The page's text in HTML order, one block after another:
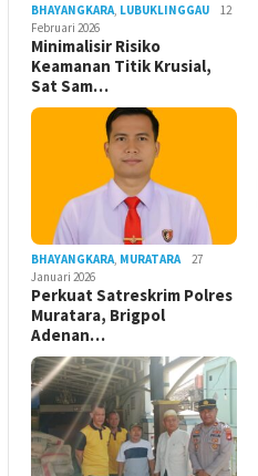
BHAYANGKARA LUBUKLINGGAU
12
Februari 2026
Minimalisir Risiko
Keamanan Titik Krusial,
Sat Sam…
BHAYANGKARA MURATARA
27
Januari 2026
Perkuat Satreskrim Polres
Muratara, Brigpol
Adenan…